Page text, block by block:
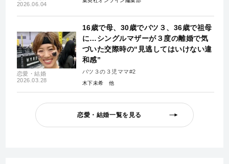
2026.06.04
恋愛・結婚
2026.03.28
16歳で母、30歳でバツ３、36歳で祖母
に…シングルマザーが３度の離婚で気
づいた交際時の“見逃してはいけない違
和感”
バツ３の３児ママ#2
木下未希
恋愛・結婚一覧を見る